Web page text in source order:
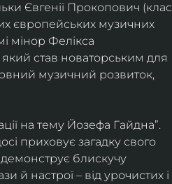
Євгенії Прокопович (клас
європейських музичних
мінор Фелікса
став новаторським для
музичний розвиток,
на тему Йозефа Гайдна”.
приховує загадку свого
блискучу
й настрої – від урочистих і